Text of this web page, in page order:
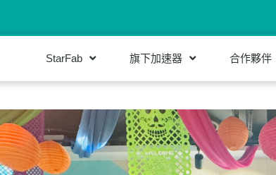
StarFab 旗下加速器 合作夥伴